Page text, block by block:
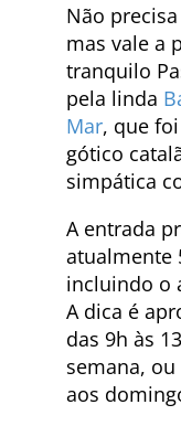
Não
mas vale a
tranquilo
pela linda
Mar, que
gótico
simpática
A entrada
atualmente
incluindo o
A dica é
das 9h às
semana, ou
aos